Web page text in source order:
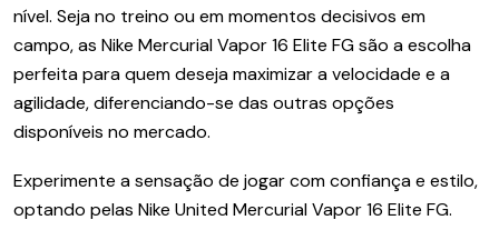
nível. Seja no treino ou em momentos decisivos em
campo, as Nike Mercurial Vapor 16 Elite FG são a escolha
perfeita para quem deseja maximizar a velocidade e a
agilidade, diferenciando-se das outras opções
disponíveis no mercado.
Experimente a sensação de jogar com confiança e estilo,
optando pelas Nike United Mercurial Vapor 16 Elite FG.